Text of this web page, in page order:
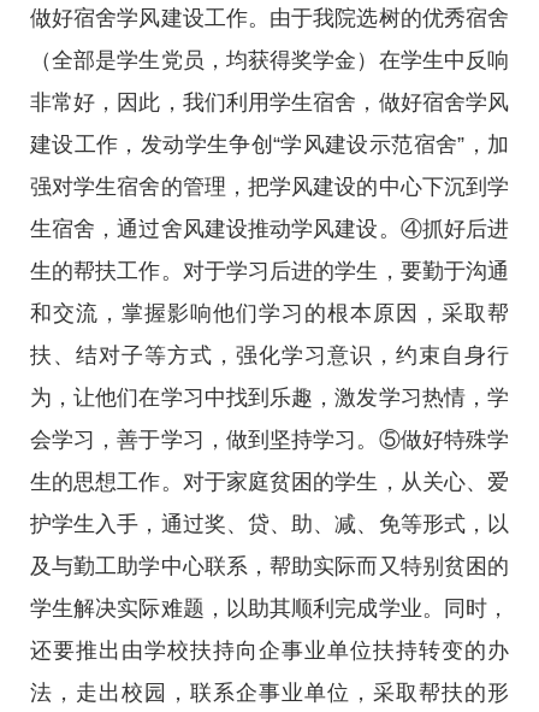
做好宿舍学风建设工作。由于我院选树的优秀宿舍
（全部是学生党员，均获得奖学金）在学生中反响
非常好，因此，我们利用学生宿舍，做好宿舍学风
建设工作，发动学生争创“学风建设示范宿舍”，加
强对学生宿舍的管理，把学风建设的中心下沉到学
生宿舍，通过舍风建设推动学风建设。④抓好后进
生的帮扶工作。对于学习后进的学生，要勤于沟通
和交流，掌握影响他们学习的根本原因，采取帮
扶、结对子等方式，强化学习意识，约束自身行
为，让他们在学习中找到乐趣，激发学习热情，学
会学习，善于学习，做到坚持学习。⑤做好特殊学
生的思想工作。对于家庭贫困的学生，从关心、爱
护学生入手，通过奖、贷、助、减、免等形式，以
及与勤工助学中心联系，帮助实际而又特别贫困的
学生解决实际难题，以助其顺利完成学业。同时，
还要推出由学校扶持向企事业单位扶持转变的办
法，走出校园，联系企事业单位，采取帮扶的形